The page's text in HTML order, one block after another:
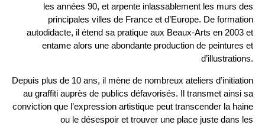
les années 90, et arpente inlassablement les murs des
principales villes de France et d’Europe. De formation
autodidacte, il étend sa pratique aux Beaux-Arts en 2003 et
entame alors une abondante production de peintures et
d’illustrations.
Depuis plus de 10 ans, il mène de nombreux ateliers d’initiation
au graffiti auprès de publics défavorisés. Il transmet ainsi sa
conviction que l’expression artistique peut transcender la haine
ou le désespoir et trouver une place juste dans les